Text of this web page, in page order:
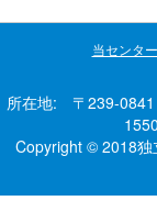
当センタ
所在地: 〒239-
Copyright © 2018独